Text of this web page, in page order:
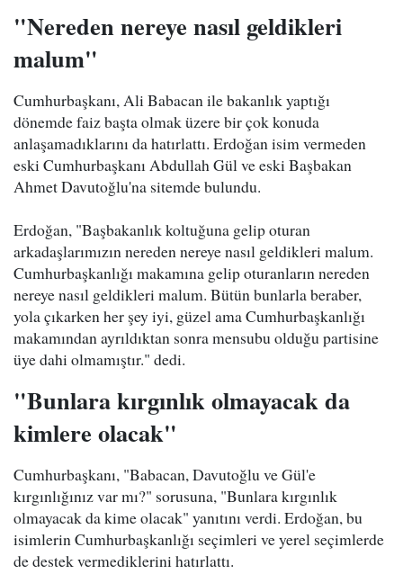
"Nereden nereye nasıl geldikleri
malum"
Cumhurbaşkanı, Ali Babacan ile bakanlık yaptığı
dönemde faiz başta olmak üzere bir çok konuda
anlaşamadıklarını da hatırlattı. Erdoğan isim vermeden
eski Cumhurbaşkanı Abdullah Gül ve eski Başbakan
Ahmet Davutoğlu'na sitemde bulundu.
Erdoğan, "Başbakanlık koltuğuna gelip oturan
arkadaşlarımızın nereden nereye nasıl geldikleri malum.
Cumhurbaşkanlığı makamına gelip oturanların nereden
nereye nasıl geldikleri malum. Bütün bunlarla beraber,
yola çıkarken her şey iyi, güzel ama Cumhurbaşkanlığı
makamından ayrıldıktan sonra mensubu olduğu partisine
üye dahi olmamıştır." dedi.
"Bunlara kırgınlık olmayacak da
kimlere olacak"
Cumhurbaşkanı, "Babacan, Davutoğlu ve Gül'e
kırgınlığınız var mı?" sorusuna, "Bunlara kırgınlık
olmayacak da kime olacak" yanıtını verdi. Erdoğan, bu
isimlerin Cumhurbaşkanlığı seçimleri ve yerel seçimlerde
de destek vermediklerini hatırlattı.